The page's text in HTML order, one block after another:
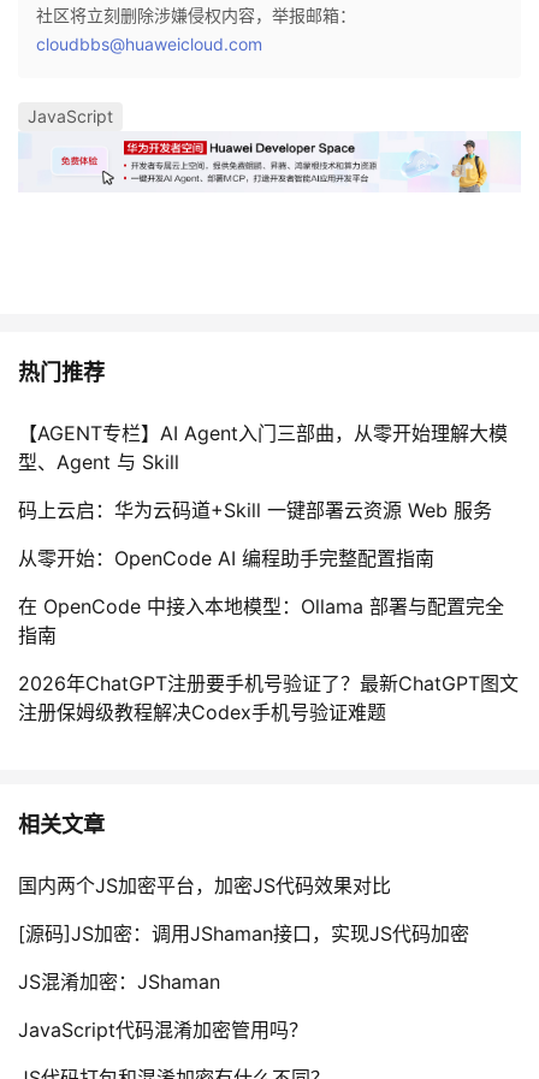
证
实
的
藏
持
建
社区将立刻删除涉嫌侵权内容，举报邮箱：
cloudbbs@huaweicloud.com
JavaScript
热门推荐
【AGENT专栏】AI Agent入门三部曲，从零开始理解大模
型、Agent 与 Skill
码上云启：华为云码道+Skill 一键部署云资源 Web 服务
从零开始：OpenCode AI 编程助手完整配置指南
在 OpenCode 中接入本地模型：Ollama 部署与配置完全
指南
2026年ChatGPT注册要手机号验证了？最新ChatGPT图文
注册保姆级教程解决Codex手机号验证难题
相关文章
国内两个JS加密平台，加密JS代码效果对比
[源码]JS加密：调用JShaman接口，实现JS代码加密
JS混淆加密：JShaman
JavaScript代码混淆加密管用吗？